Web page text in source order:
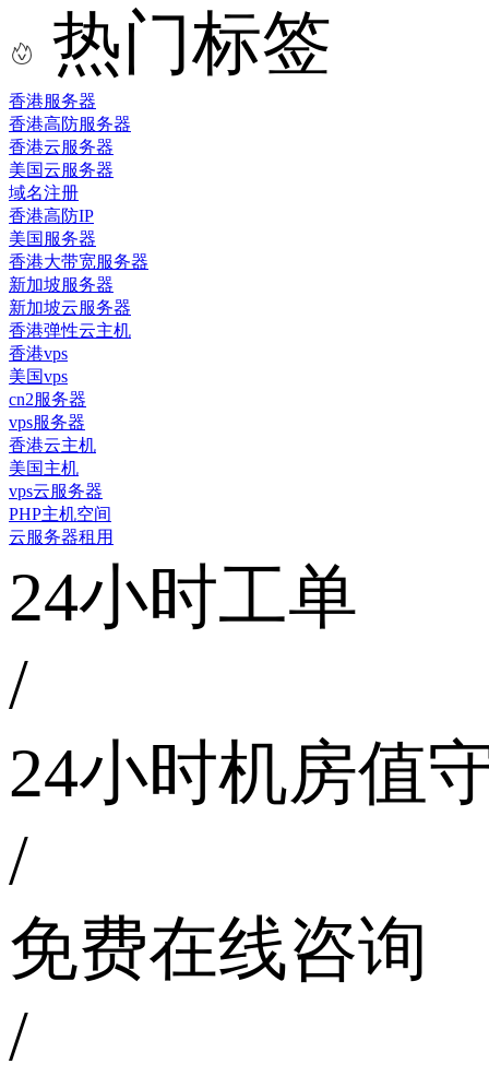
热门标签
香港服务器
香港高防服务器
香港云服务器
美国云服务器
域名注册
香港高防IP
美国服务器
香港大带宽服务器
新加坡服务器
新加坡云服务器
香港弹性云主机
香港vps
美国vps
cn2服务器
vps服务器
香港云主机
美国主机
vps云服务器
PHP主机空间
云服务器租用
24小时工单
/
24小时机房值
/
免费在线咨询
/